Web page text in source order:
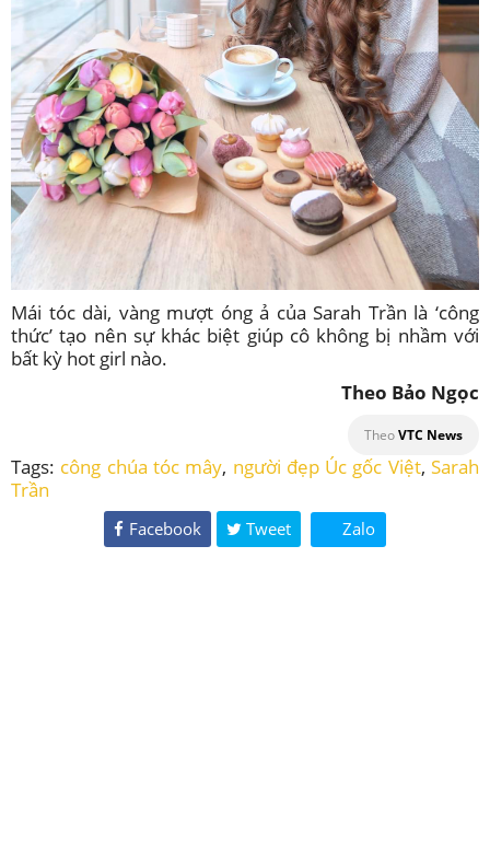
Mái tóc dài, vàng mượt óng ả của Sarah Trần là ‘công
thức’ tạo nên sự khác biệt giúp cô không bị nhầm với
bất kỳ hot girl nào.
Theo Bảo Ngọc
TheoVTC News
Tags: công chúa tóc mây, người đẹp Úc gốc Việt,Sarah
Trần
Facebook Tweet Zalo